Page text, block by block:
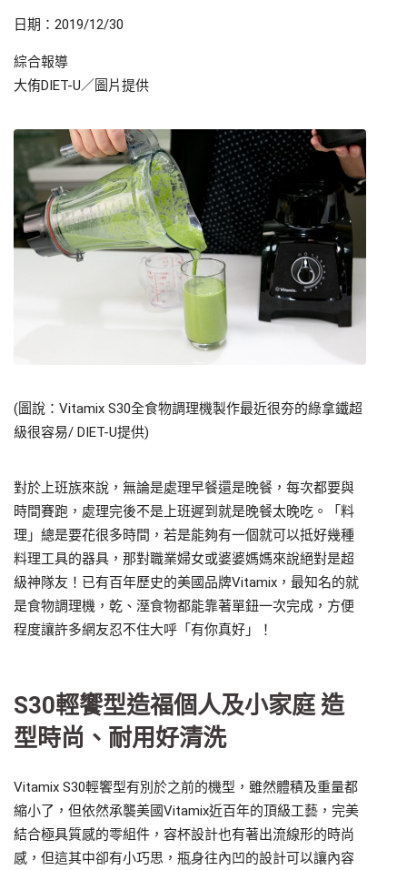
日期：2019/12/30
綜合報導
大侑DIET-U／圖片提供
(圖說：Vitamix S30全食物調理機製作最近很夯的綠拿鐵超
級很容易/ DIET-U提供)
對於上班族來說，無論是處理早餐還是晚餐，每次都要與
時間賽跑，處理完後不是上班遲到就是晚餐太晚吃。「料
理」總是要花很多時間，若是能夠有一個就可以抵好幾種
料理工具的器具，那對職業婦女或婆婆媽媽來說絕對是超
級神隊友！已有百年歷史的美國品牌Vitamix，最知名的就
是食物調理機，乾、溼食物都能靠著單鈕一次完成，方便
程度讓許多網友忍不住大呼「有你真好」！
S30輕饗型造福個人及小家庭 造
型時尚、耐用好清洗
Vitamix S30輕饗型有別於之前的機型，雖然體積及重量都
縮小了，但依然承襲美國Vitamix近百年的頂級工藝，完美
結合極具質感的零組件，容杯設計也有著出流線形的時尚
感，但這其中卻有小巧思，瓶身往內凹的設計可以讓內容